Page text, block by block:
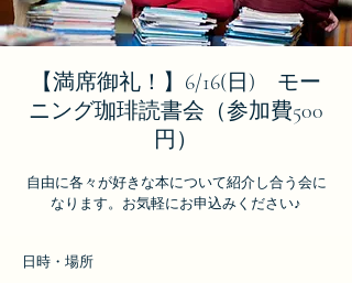
【満席御礼！】6/16(日) モー
ニング珈琲読書会（参加費500
円）
自由に各々が好きな本について紹介し合う会に
なります。お気軽にお申込みください♪
日時・場所